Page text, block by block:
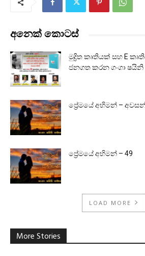
අනෙක් කොටස්
මුද්‍රිත කෘතියක් සහ E
ජනගත කරන ගංගා ෂයිනි
ප්‍රේමයේ අභිමන් –
ප්‍රේමයේ අභිමන් – 49
LOAD MORE
More Stories